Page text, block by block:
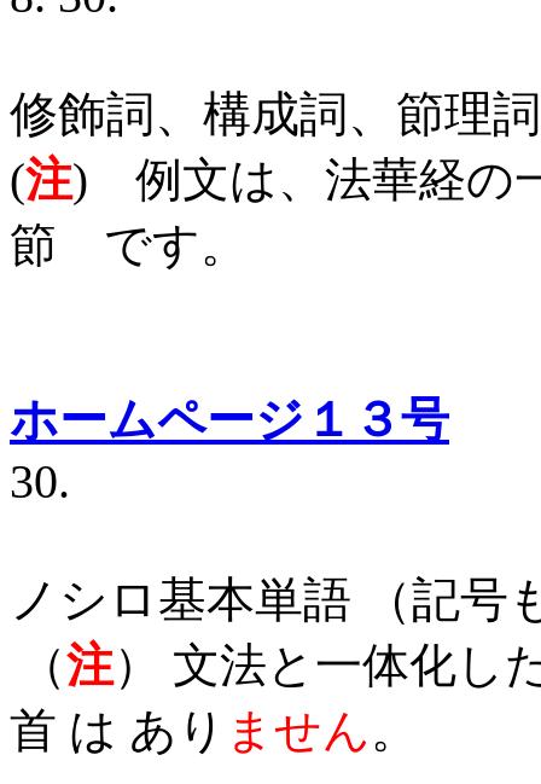
修飾詞、構成詞、節理詞
(注) 例文は、法華経
節 です。
ホームページ１３号
30.
ノシロ基本単語 （記号
（注） 文法と一体化し
首 は あり ません。